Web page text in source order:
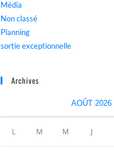
Média
Non classé
Planning
sortie exceptionnelle
Archives
AOÛT 2026
L M M J